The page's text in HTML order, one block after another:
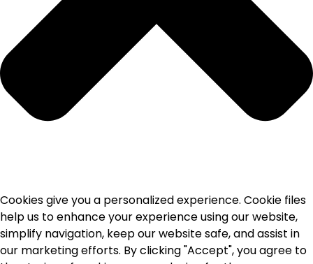
Cookies give you a personalized experience. Cookie files
help us to enhance your experience using our website,
simplify navigation, keep our website safe, and assist in
our marketing efforts. By clicking "Accept", you agree to